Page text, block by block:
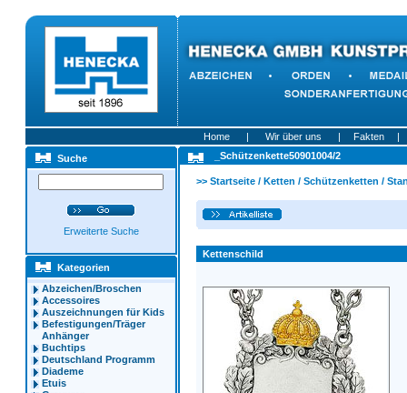
Home | Wir über uns | Fakten
|
Suche
Erweiterte Suche
Kategorien
Abzeichen/Broschen
Accessoires
Auszeichnungen für Kids
Befestigungen/Träger
Anhänger
Buchtips
Deutschland Programm
Diademe
Etuis
_Schützenkette50901004/2
>> Startseite/ Ketten / Schützenketten /
Kettenschild